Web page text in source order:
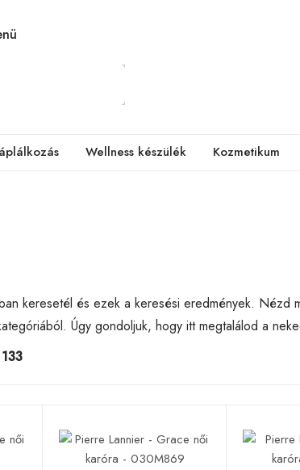
Wellness készülék Kozmetikum
keresetél és ezek a keresési eredmények. Nézd
Úgy gondoljuk, hogy itt megtalálod a
133